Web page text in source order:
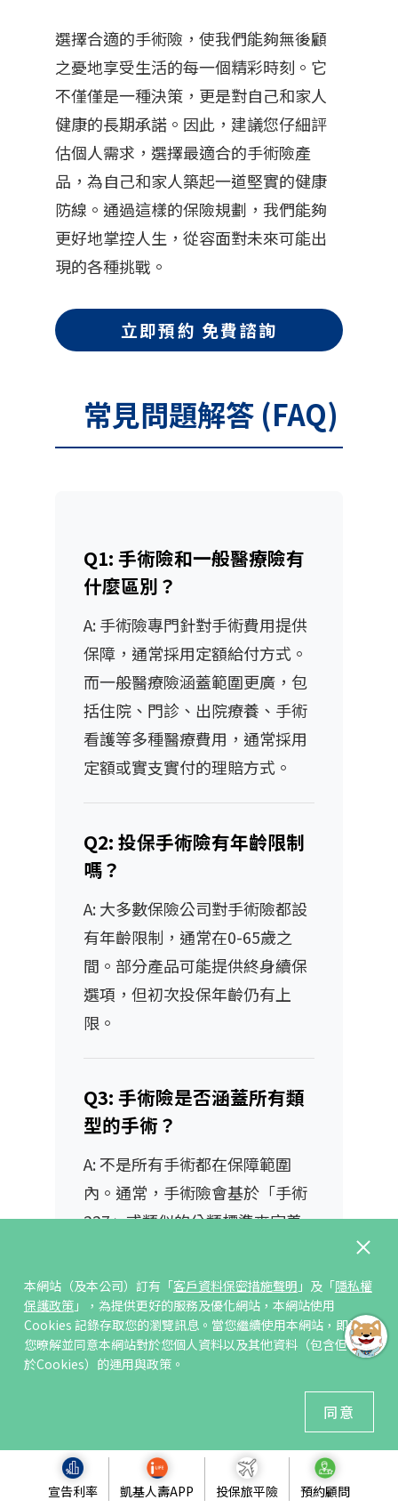
宣告利率 凱基人壽APP 投保旅平險 預約顧問
選擇合適的手術險，使我們能夠無後顧
之憂地享受生活的每一個精彩時刻。它
不僅僅是一種決策，更是對自己和家人
健康的長期承諾。因此，建議您仔細評
估個人需求，選擇最適合的手術險產
品，為自己和家人築起一道堅實的健康
防線。通過這樣的保險規劃，我們能夠
更好地掌控人生，從容面對未來可能出
現的各種挑戰。
立即預約 免費諮詢
常見問題解答 (FAQ)
Q1: 手術險和一般醫療險有
什麼區別？
A: 手術險專門針對手術費用提供
保障，通常採用定額給付方式。
而一般醫療險涵蓋範圍更廣，包
括住院、門診、出院療養、手術
看護等多種醫療費用，通常採用
定額或實支實付的理賠方式。
Q2: 投保手術險有年齡限制
嗎？
A: 大多數保險公司對手術險都設
有年齡限制，通常在0-65歲之
間。部分產品可能提供終身續保
選項，但初次投保年齡仍有上
限。
Q3: 手術險是否涵蓋所有類
型的手術？
A: 不是所有手術都在保障範圍
內。通常，手術險會基於「手術
227」或類似的分類標準來定義
或非必要的手術可能不在保障範
圍內。
A: 這取決於具體的保險產品和您
的健康狀況。部分保險公司可能
本網站（及本公司）訂有「客戶資料保密措施聲明 」及「隱私權
保護政策」，為提供更好的服務及優化網站，本網站使用
Cookies 記錄存取您的瀏覽訊息。當您繼續使用本網站，即表示
您暸解並同意本網站對於您個人資料以及其他資料（包含但不限
於Cookies）的運用與政策。
同意